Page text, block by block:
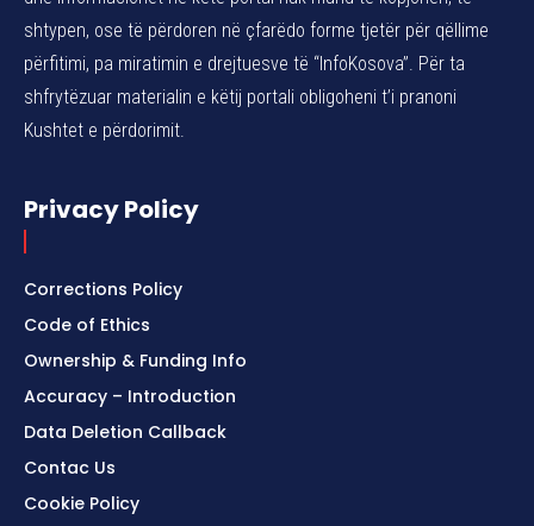
shtypen, ose të përdoren në çfarëdo forme tjetër për qëllime
përfitimi, pa miratimin e drejtuesve të “InfoKosova”. Për ta
shfrytëzuar materialin e këtij portali obligoheni t’i pranoni
Kushtet e përdorimit.
Privacy Policy
Corrections Policy
Code of Ethics
Ownership & Funding Info
Accuracy – Introduction
Data Deletion Callback
Contac Us
Cookie Policy